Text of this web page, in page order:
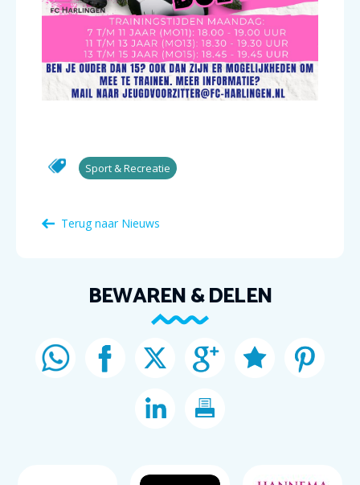
Sport & Recreatie
Terug naar Nieuws
BEWAREN & DELEN